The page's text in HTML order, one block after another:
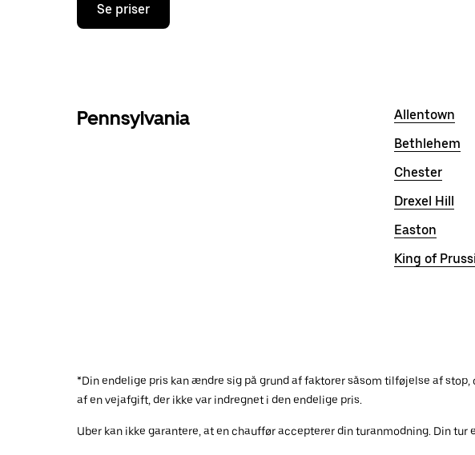
Se priser
Pennsylvania
Allentown
Bethlehem
Chester
Drexel Hill
Easton
King of
*Din endelige pris kan ændre sig på grund af faktorer såsom tilføjelse af
af en vejafgift, der ikke var indregnet i den endelige pris.
Uber kan ikke garantere, at en chauffør accepterer din turanmodning. Din